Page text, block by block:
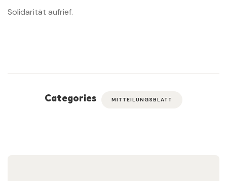
Solidarität aufrief.
Categories MITTEILUNGSBLATT